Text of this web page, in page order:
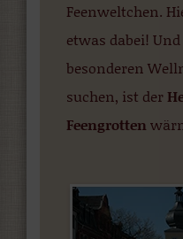
Feenweltchen.
etwas dabei!
besonderen
suchen, ist der
Feengrotten